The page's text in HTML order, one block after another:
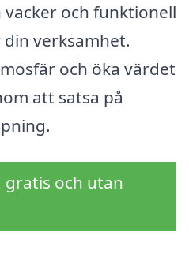
och funktionell
verksamhet.
och öka värdet
att satsa på
gratis och utan